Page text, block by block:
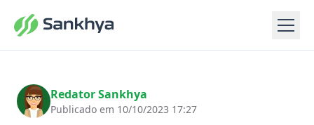
Redator Sankhya
Publicado em 10/10/2023 17:27